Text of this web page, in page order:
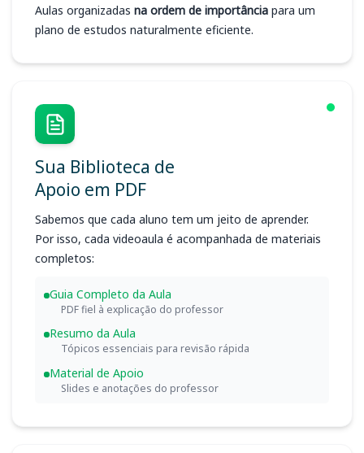
Aulas organizadas na ordem de importância para um
plano de estudos naturalmente eficiente.
Sua Biblioteca de
Apoio em PDF
Sabemos que cada aluno tem um jeito de aprender.
Por isso, cada videoaula é acompanhada de materiais
completos:
Guia Completo da Aula
PDF fiel à explicação do professor
Resumo da Aula
Tópicos essenciais para revisão rápida
Material de Apoio
Slides e anotações do professor